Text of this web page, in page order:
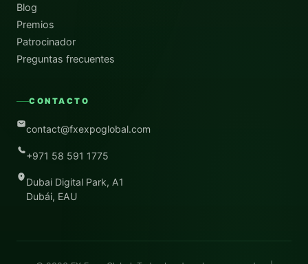
Blog
Premios
Patrocinador
Preguntas frecuentes
CONTACTO
contact@fxexpoglobal.com
+971 58 591 1775
Dubai Digital Park, A1
Dubái, EAU